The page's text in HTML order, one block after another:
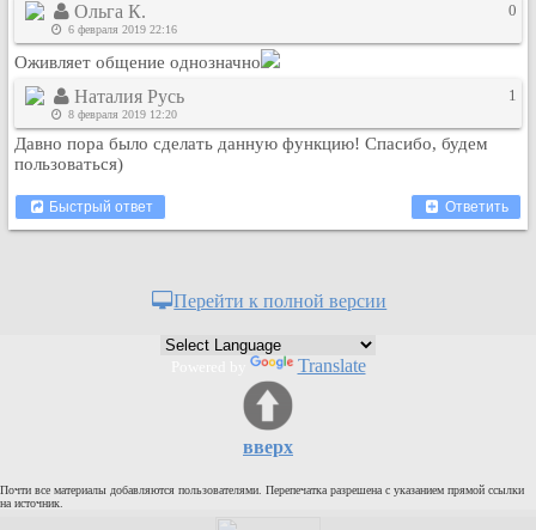
Кулинария
Физкультура и спорт
Видео и Кино
Авто. Мото.
Космос
Домашние питомцы
Медицина
Компьютер
Пользователи / Поиск
Организации
Ольга К.
6 февраля 2019 22:16
0
Оживляет общение однозначно
Наталия Русь
8 февраля 2019 12:20
1
Давно пора было сделать данную функцию! Спасибо, будем
пользоваться)
Быстрый ответ Ответить
Перейти к полной версии
Translate
вверх
Почти все материалы добавляются пользователями. Перепечатка разрешена с указанием прямой ссылки
на источник.